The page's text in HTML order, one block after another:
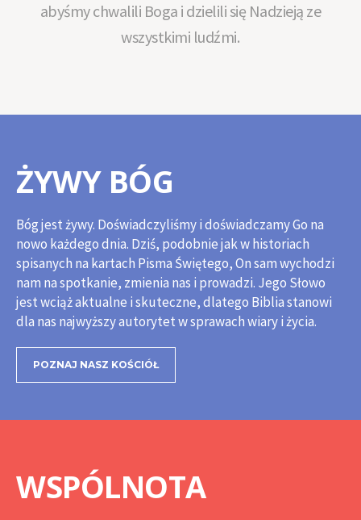
abyśmy chwalili Boga i dzielili się Nadzieją ze
wszystkimi ludźmi.
ŻYWY BÓG
Bóg jest żywy. Doświadczyliśmy i doświadczamy Go na
nowo każdego dnia. Dziś, podobnie jak w historiach
spisanych na kartach Pisma Świętego, On sam wychodzi
nam na spotkanie, zmienia nas i prowadzi. Jego Słowo
jest wciąż aktualne i skuteczne, dlatego Biblia stanowi
dla nas najwyższy autorytet w sprawach wiary i życia.
POZNAJ NASZ KOŚCIÓŁ
WSPÓLNOTA